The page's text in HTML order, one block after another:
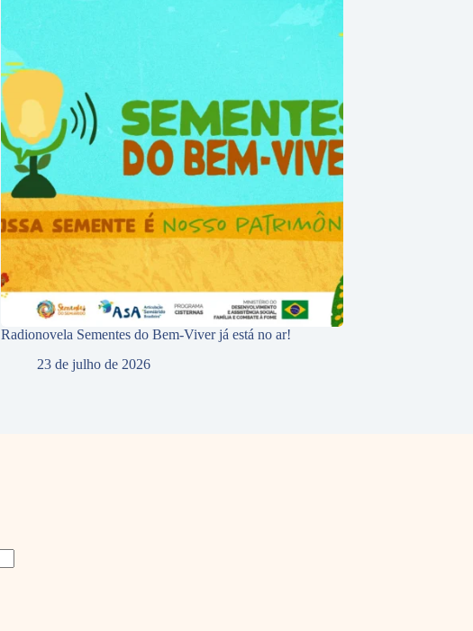
Radionovela Sementes do Bem-Viver já está no ar!
23 de julho de 2026